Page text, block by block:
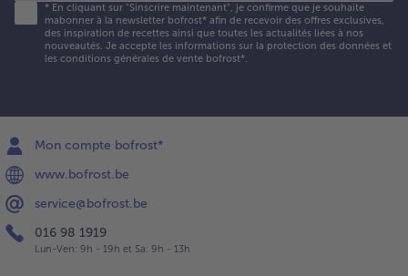
* En cliquant sur "Sinscrire maintenant", je confirme que je souhaite
mabonner à la newsletter bofrost* afin de recevoir des offres exclusives,
des inspiration de recettes ainsi que toutes les actualités liées à nos
nouveautés. Je accepte les informations sur la protection des données et
les conditions générales de vente bofrost*.
Mon compte bofrost*
www.bofrost.be
service@bofrost.be
016 98 1919
Lun-Ven: 9h - 19h et Sa: 9h - 13h